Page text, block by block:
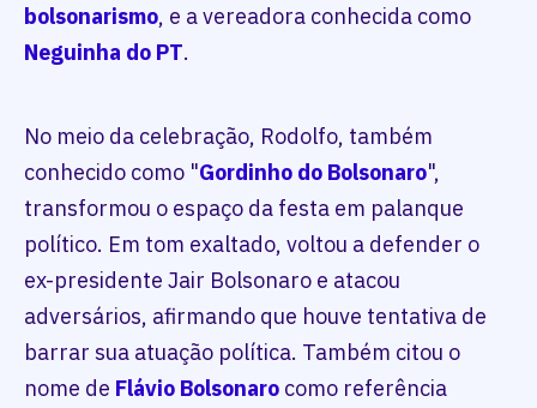
bolsonarismo, e a vereadora conhecida como
Neguinha do PT.
No meio da celebração, Rodolfo, também
conhecido como "Gordinho do Bolsonaro",
transformou o espaço da festa em palanque
político. Em tom exaltado, voltou a defender o
ex-presidente Jair Bolsonaro e atacou
adversários, afirmando que houve tentativa de
barrar sua atuação política. Também citou o
nome de Flávio Bolsonaro como referência